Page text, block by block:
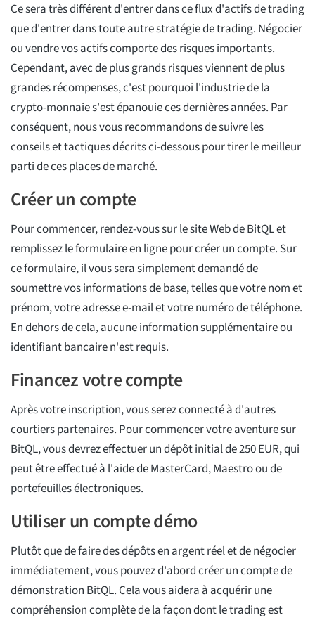
Ce sera très différent d'entrer dans ce flux d'actifs de trading
que d'entrer dans toute autre stratégie de trading. Négocier
ou vendre vos actifs comporte des risques importants.
Cependant, avec de plus grands risques viennent de plus
grandes récompenses, c'est pourquoi l'industrie de la
crypto-monnaie s'est épanouie ces dernières années. Par
conséquent, nous vous recommandons de suivre les
conseils et tactiques décrits ci-dessous pour tirer le meilleur
parti de ces places de marché.
Créer un compte
Pour commencer, rendez-vous sur le site Web de BitQL et
remplissez le formulaire en ligne pour créer un compte. Sur
ce formulaire, il vous sera simplement demandé de
soumettre vos informations de base, telles que votre nom et
prénom, votre adresse e-mail et votre numéro de téléphone.
En dehors de cela, aucune information supplémentaire ou
identifiant bancaire n'est requis.
Financez votre compte
Après votre inscription, vous serez connecté à d'autres
courtiers partenaires. Pour commencer votre aventure sur
BitQL, vous devrez effectuer un dépôt initial de 250 EUR, qui
peut être effectué à l'aide de MasterCard, Maestro ou de
portefeuilles électroniques.
Utiliser un compte démo
Plutôt que de faire des dépôts en argent réel et de négocier
immédiatement, vous pouvez d'abord créer un compte de
démonstration BitQL. Cela vous aidera à acquérir une
compréhension complète de la façon dont le trading est